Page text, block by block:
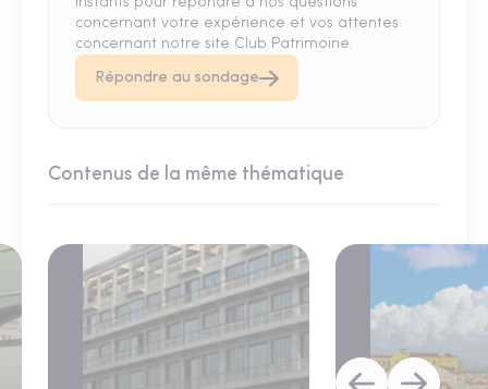
concernant votre expérience et vos attentes
concernant notre site Club Patrimoine.
Répondre au sondage
Contenus de la même thématique